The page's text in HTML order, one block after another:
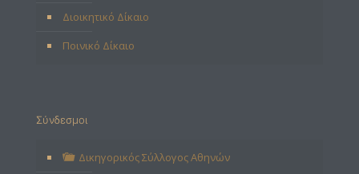
Διοικητικό Δίκαιο
Ποινικό Δίκαιο
Σύνδεσμοι
Δικηγορικός Σύλλογος Αθηνών